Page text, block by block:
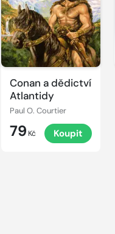
Conan a dědictví
Atlantidy
Paul O. Courtier
79 Kč Koupit